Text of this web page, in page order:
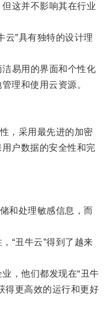
这并不影响其在行业
”具有独特的设计理
易用的界面和个性化
理和使用云资源。
，采用最先进的加密
户数据的安全性和完
和处理敏感信息，而
“丑牛云”得到了越来
，他们都发现在“丑牛
得更高效的运行和更好